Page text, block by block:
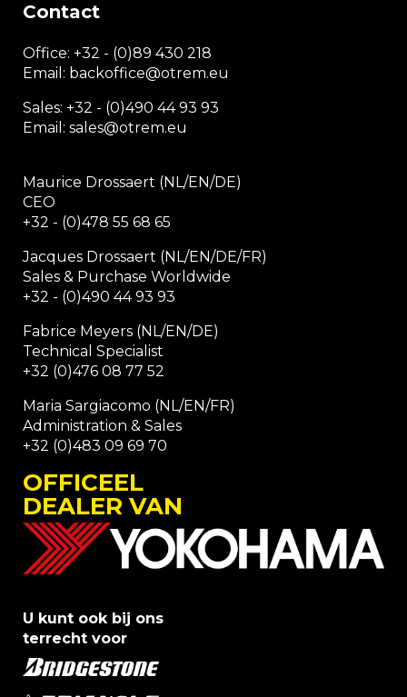
Contact
Office: +32 - (0)89 430 218
Email: backoffice@otrem.eu
Sales: +32 - (0)490 44 93 93
Email: sales@otrem.eu
Maurice Drossaert (NL/EN/DE)
CEO
+32 - (0)478 55 68 65
Jacques Drossaert (NL/EN/DE/FR)
Sales & Purchase Worldwide
+32 - (0)490 44 93 93
Fabrice Meyers (NL/EN/DE)
Technical Specialist
+32 (0)476 08 77 52
Maria Sargiacomo (NL/EN/FR)
Administration & Sales
+32 (0)483 09 69 70
OFFICEEL
DEALER VAN
U kunt ook bij ons
terrecht voor